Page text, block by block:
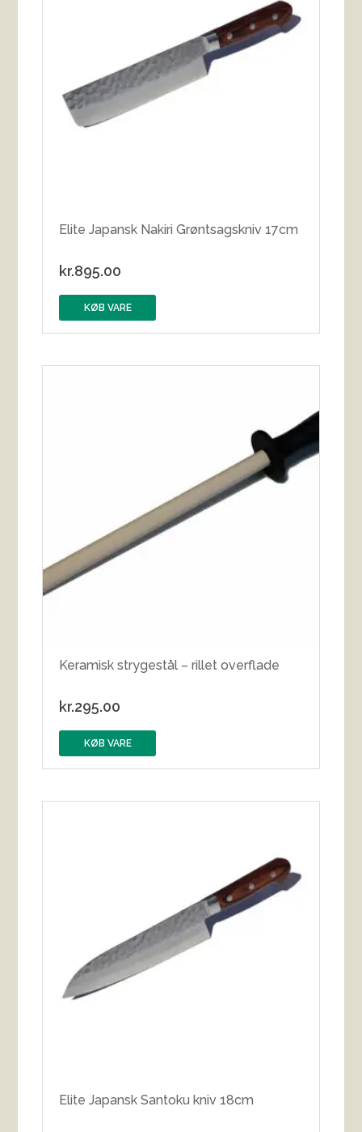
Elite Japansk Nakiri Grøntsagskniv 17cm
kr.895.00
KØB VARE
Keramisk strygestål – rillet overflade
kr.295.00
KØB VARE
Elite Japansk Santoku kniv 18cm